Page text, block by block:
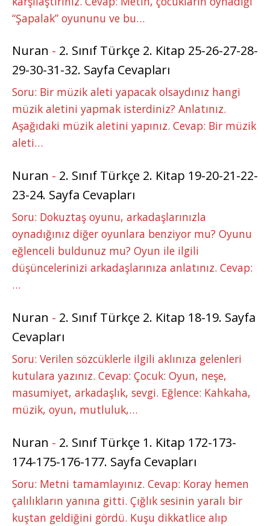
“Şapalak” oyununu ve bu…
Nuran - 2. Sınıf Türkçe 2. Kitap 25-26-27-28-
29-30-31-32. Sayfa Cevapları
Soru: Bir müzik aleti yapacak olsaydınız hangi
müzik aletini yapmak isterdiniz? Anlatınız.
Aşağıdaki müzik aletini yapınız. Cevap: Bir müzik
aleti…
Nuran - 2. Sınıf Türkçe 2. Kitap 19-20-21-22-
23-24. Sayfa Cevapları
Soru: Dokuztaş oyunu, arkadaşlarınızla
oynadığınız diğer oyunlara benziyor mu? Oyunu
eğlenceli buldunuz mu? Oyun ile ilgili
düşüncelerinizi arkadaşlarınıza anlatınız. Cevap:
…
Nuran - 2. Sınıf Türkçe 2. Kitap 18-19. Sayfa
Cevapları
Soru: Verilen sözcüklerle ilgili aklınıza gelenleri
kutulara yazınız. Cevap: Çocuk: Oyun, neşe,
masumiyet, arkadaşlık, sevgi. Eğlence: Kahkaha,
müzik, oyun, mutluluk,…
Nuran - 2. Sınıf Türkçe 1. Kitap 172-173-
174-175-176-177. Sayfa Cevapları
Soru: Metni tamamlayınız. Cevap: Koray hemen
çalılıkların yanına gitti. Çığlık sesinin yaralı bir
kuştan geldiğini gördü. Kuşu dikkatlice alıp